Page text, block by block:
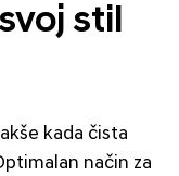
stil
kada čista
način za